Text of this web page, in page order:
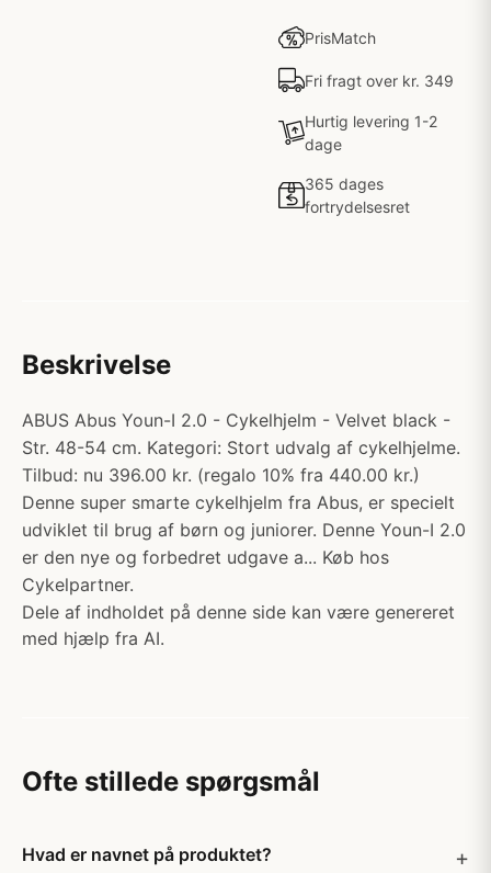
PrisMatch
Fri fragt over kr. 349
Hurtig levering 1-2
dage
365 dages
fortrydelsesret
Beskrivelse
ABUS Abus Youn-I 2.0 - Cykelhjelm - Velvet black -
Str. 48-54 cm. Kategori: Stort udvalg af cykelhjelme.
Tilbud: nu 396.00 kr. (regalo 10% fra 440.00 kr.)
Denne super smarte cykelhjelm fra Abus, er specielt
udviklet til brug af børn og juniorer. Denne Youn-I 2.0
er den nye og forbedret udgave a... Køb hos
Cykelpartner.
Dele af indholdet på denne side kan være genereret
med hjælp fra AI.
Ofte stillede spørgsmål
Hvad er navnet på produktet?